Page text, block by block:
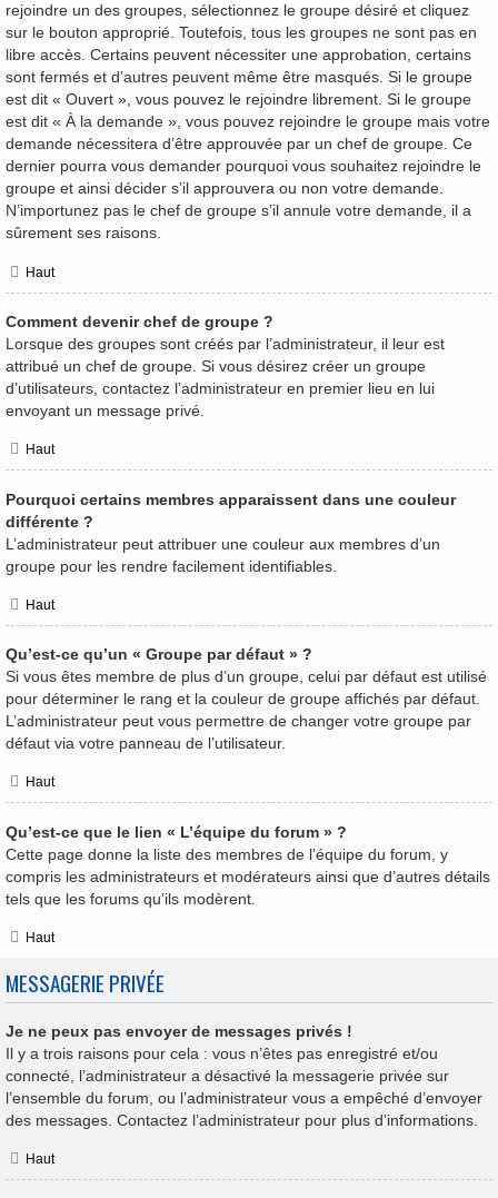
rejoindre un des groupes, sélectionnez le groupe désiré et cliquez
sur le bouton approprié. Toutefois, tous les groupes ne sont pas en
libre accès. Certains peuvent nécessiter une approbation, certains
sont fermés et d’autres peuvent même être masqués. Si le groupe
est dit « Ouvert », vous pouvez le rejoindre librement. Si le groupe
est dit « À la demande », vous pouvez rejoindre le groupe mais votre
demande nécessitera d’être approuvée par un chef de groupe. Ce
dernier pourra vous demander pourquoi vous souhaitez rejoindre le
groupe et ainsi décider s’il approuvera ou non votre demande.
N’importunez pas le chef de groupe s’il annule votre demande, il a
sûrement ses raisons.
Haut
Comment devenir chef de groupe ?
Lorsque des groupes sont créés par l’administrateur, il leur est
attribué un chef de groupe. Si vous désirez créer un groupe
d’utilisateurs, contactez l’administrateur en premier lieu en lui
envoyant un message privé.
Haut
Pourquoi certains membres apparaissent dans une couleur
différente ?
L’administrateur peut attribuer une couleur aux membres d’un
groupe pour les rendre facilement identifiables.
Haut
Qu’est-ce qu’un « Groupe par défaut » ?
Si vous êtes membre de plus d’un groupe, celui par défaut est utilisé
pour déterminer le rang et la couleur de groupe affichés par défaut.
L’administrateur peut vous permettre de changer votre groupe par
défaut via votre panneau de l’utilisateur.
Haut
Qu’est-ce que le lien « L’équipe du forum » ?
Cette page donne la liste des membres de l’équipe du forum, y
compris les administrateurs et modérateurs ainsi que d’autres détails
tels que les forums qu’ils modèrent.
Haut
MESSAGERIE PRIVÉE
Je ne peux pas envoyer de messages privés !
Il y a trois raisons pour cela : vous n’êtes pas enregistré et/ou
connecté, l’administrateur a désactivé la messagerie privée sur
l’ensemble du forum, ou l’administrateur vous a empêché d’envoyer
des messages. Contactez l’administrateur pour plus d’informations.
Haut